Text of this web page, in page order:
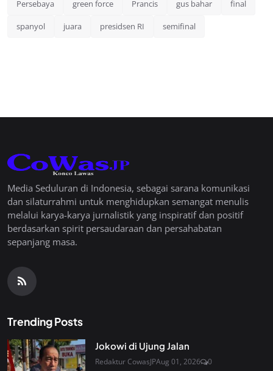
Persebaya green force Prancis gus bahar final
spanyol juara presidsen RI semifinal
Media Seduluran di Indonesia, sebagai sarana komunikasi
dan silaturrahmi untuk menghidupkan semangat menulis
melalui karya-karya jurnalistik yang inspiratif dan positif
berdasarkan spirit persaudaraan dan persahabatan
sepanjang masa.
Trending Posts
Jokowi di Ujung Jalan
Redaktur CowasJPAug 01, 2026 0